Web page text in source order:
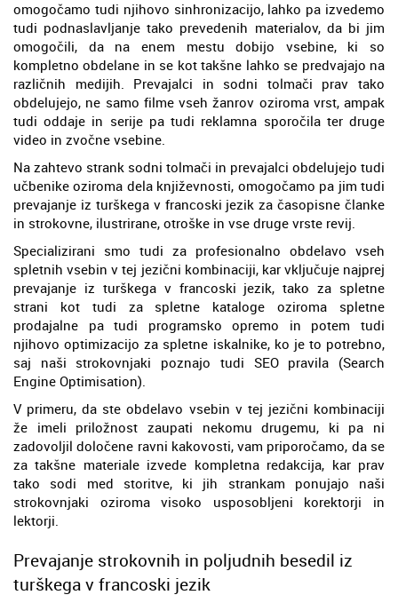
omogočamo tudi njihovo sinhronizacijo, lahko pa izvedemo
tudi podnaslavljanje tako prevedenih materialov, da bi jim
omogočili, da na enem mestu dobijo vsebine, ki so
kompletno obdelane in se kot takšne lahko se predvajajo na
različnih medijih. Prevajalci in sodni tolmači prav tako
obdelujejo, ne samo filme vseh žanrov oziroma vrst, ampak
tudi oddaje in serije pa tudi reklamna sporočila ter druge
video in zvočne vsebine.
Na zahtevo strank sodni tolmači in prevajalci obdelujejo tudi
učbenike oziroma dela književnosti, omogočamo pa jim tudi
prevajanje iz turškega v francoski jezik za časopisne članke
in strokovne, ilustrirane, otroške in vse druge vrste revij.
Specializirani smo tudi za profesionalno obdelavo vseh
spletnih vsebin v tej jezični kombinaciji, kar vključuje najprej
prevajanje iz turškega v francoski jezik, tako za spletne
strani kot tudi za spletne kataloge oziroma spletne
prodajalne pa tudi programsko opremo in potem tudi
njihovo optimizacijo za spletne iskalnike, ko je to potrebno,
saj naši strokovnjaki poznajo tudi SEO pravila (Search
Engine Optimisation).
V primeru, da ste obdelavo vsebin v tej jezični kombinaciji
že imeli priložnost zaupati nekomu drugemu, ki pa ni
zadovoljil določene ravni kakovosti, vam priporočamo, da se
za takšne materiale izvede kompletna redakcija, kar prav
tako sodi med storitve, ki jih strankam ponujajo naši
strokovnjaki oziroma visoko usposobljeni korektorji in
lektorji.
Prevajanje strokovnih in poljudnih besedil iz
turškega v francoski jezik